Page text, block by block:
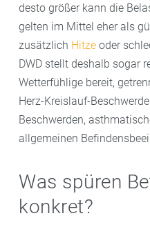
desto größer kann die
gelten im Mittel eher als
zusätzlich Hitze oder
DWD stellt deshalb sogar
Wetterfühlige bereit,
Herz-Kreislauf-
Beschwerden,
allgemeinen
Was spüren
konkret?